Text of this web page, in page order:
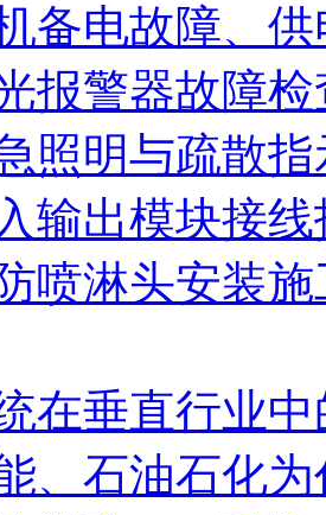
备电故障、
报警器故障
照明与疏散
输出模块接
喷淋头安装
在垂直行业
、石油石化